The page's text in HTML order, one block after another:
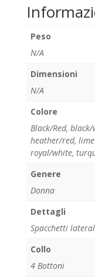
Peso
N/A
Dimensioni
N/A
Colore
Black/Red, black/
heather/red,
royal/white,
Genere
Donna
Dettagli
Spacchetti
Collo
4 Bottoni